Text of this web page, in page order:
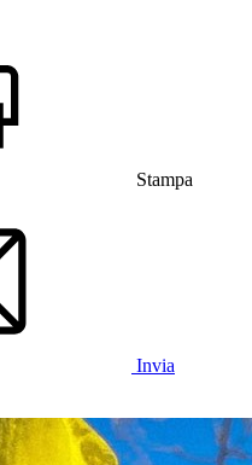
Stampa
Invia